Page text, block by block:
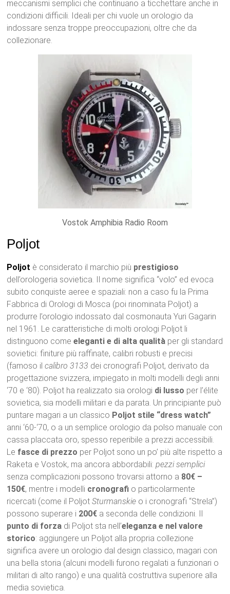
meccanismi semplici che continuano a ticchettare anche in
condizioni difficili. Ideali per chi vuole un orologio da
indossare senza troppe preoccupazioni, oltre che da
collezionare.
Vostok Amphibia Radio Room
Poljot
Poljot è considerato il marchio più prestigioso
dell’orologeria sovietica. Il nome significa “volo” ed evoca
subito conquiste aeree e spaziali: non a caso fu la Prima
Fabbrica di Orologi di Mosca (poi rinominata Poljot) a
produrre l’orologio indossato dal cosmonauta Yuri Gagarin
nel 1961. Le caratteristiche di molti orologi Poljot li
distinguono comeeleganti e di alta qualità per gli standard
sovietici: finiture più raffinate, calibri robusti e precisi
(famoso ilcalibro 3133 dei cronografi Poljot, derivato da
progettazione svizzera, impiegato in molti modelli degli anni
‘70 e ‘80). Poljot ha realizzato sia orologi di lusso per l’élite
sovietica, sia modelli militari e da parata. Un principiante può
puntare magari a un classico Poljot stile “dress watch”
anni ‘60-‘70, o a un semplice orologio da polso manuale con
cassa placcata oro, spesso reperibile a prezzi accessibili.
Le fasce di prezzo per Poljot sono un po’ più alte rispetto a
Raketa e Vostok, ma ancora abbordabili:pezzi semplici
senza complicazioni possono trovarsi attorno a 80€ –
150€, mentre i modelli cronografi o particolarmente
ricercati (come il PoljotSturmanskie o i cronografi “Strela”)
possono superare i 200€ a seconda delle condizioni. Il
punto di forza di Poljot sta nell’eleganza e nel valore
storico: aggiungere un Poljot alla propria collezione
significa avere un orologio dal design classico, magari con
una bella storia (alcuni modelli furono regalati a funzionari o
militari di alto rango) e una qualità costruttiva superiore alla
media sovietica.